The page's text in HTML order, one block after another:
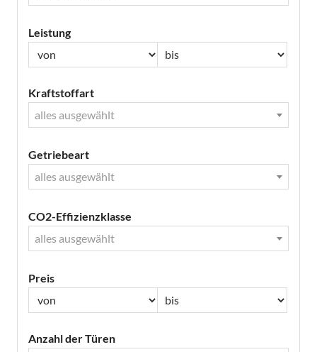
Leistung
Kraftstoffart
alles ausgewählt
Getriebeart
alles ausgewählt
CO2-Effizienzklasse
alles ausgewählt
Preis
Anzahl der Türen